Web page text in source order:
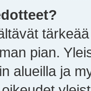
pian.
alueilla ja